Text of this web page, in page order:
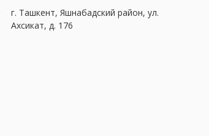
г. Ташкент, Яшнабадский район, ул.
Ахсикат, д. 176